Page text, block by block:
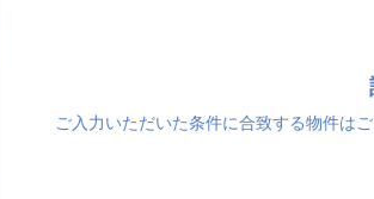
ご入力いただいた条件に合致する物件は